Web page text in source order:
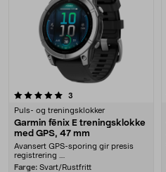
3
Puls- og treningsklokker
Garmin fēnix E treningsklokke
med GPS, 47 mm
Avansert GPS-sporing gir presis
registrering ....
Farge: Svart/Rustfritt
5.0 av 5 stjerner